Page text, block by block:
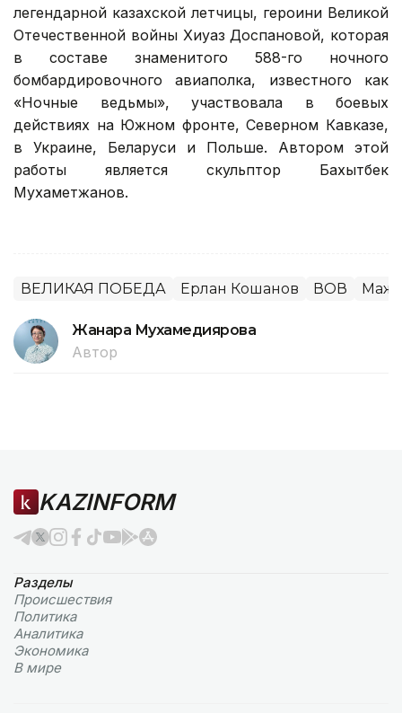
легендарной казахской летчицы, героини Великой
Отечественной войны Хиуаз Доспановой, которая
в составе знаменитого 588-го ночного
бомбардировочного авиаполка, известного как
«Ночные ведьмы», участвовала в боевых
действиях на Южном фронте, Северном Кавказе,
в Украине, Беларуси и Польше. Автором этой
работы является скульптор Бахытбек
Мухаметжанов.
ВЕЛИКАЯ ПОБЕДА Ерлан Кошанов ВОВ
Жанара Мухамедиярова
Автор
KAZINFORM
Разделы
Происшествия
Политика
Аналитика
Экономика
В мире